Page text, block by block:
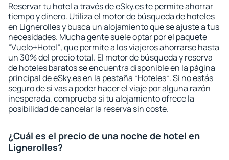
Reservar tu hotel a través de eSky.es te permite ahorrar
tiempo y dinero. Utiliza el motor de búsqueda de hoteles
en Lignerolles y busca un alojamiento que se ajuste a tus
necesidades. Mucha gente suele optar por el paquete
“Vuelo+Hotel“, que permite a los viajeros ahorrarse hasta
un 30% del precio total. El motor de búsqueda y reserva
de hoteles baratos se encuentra disponible en la página
principal de eSky.es en la pestaña “Hoteles“. Si no estás
seguro de si vas a poder hacer el viaje por alguna razón
inesperada, comprueba si tu alojamiento ofrece la
posibilidad de cancelar la reserva sin coste.
¿Cuál es el precio de una noche de hotel en
Lignerolles?